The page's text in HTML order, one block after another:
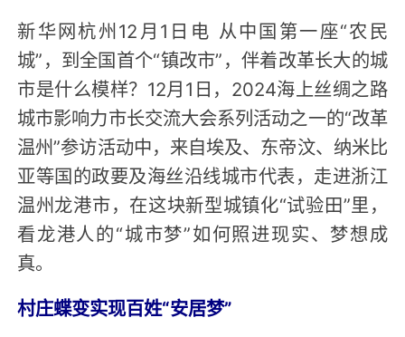
新华网杭州12月1日电 从中国第一座“农民
城”，到全国首个“镇改市”，伴着改革长大的城
市是什么模样？12月1日，2024海上丝绸之路
城市影响力市长交流大会系列活动之一的“改革
温州”参访活动中，来自埃及、东帝汶、纳米比
亚等国的政要及海丝沿线城市代表，走进浙江
温州龙港市，在这块新型城镇化“试验田”里，
看龙港人的“城市梦”如何照进现实、梦想成
真。
村庄蝶变实现百姓“安居梦”